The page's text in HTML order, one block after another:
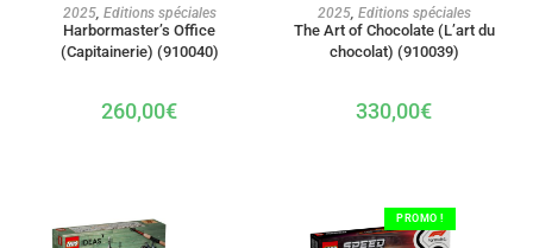
AJOUTER AU PANIER
2025, Editions spéciales
Harbormaster’s Office
(Capitainerie) (910040)
260,00€
AJOUTER AU PANIER
2025, Editions spéciales
The Art of Chocolate (L’art du
chocolat) (910039)
330,00€
PROMO !